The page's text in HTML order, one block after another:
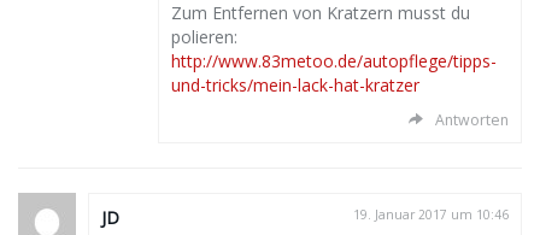
Zum Entfernen von Kratzern musst du
polieren:
http://www.83metoo.de/autopflege/tipps-
und-tricks/mein-lack-hat-kratzer
Antworten
JD 19. Januar 2017 um 10:46